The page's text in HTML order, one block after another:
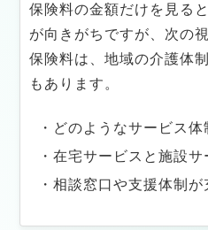
保険料の金額だけを見る
が向きがちですが、次の
保険料は、地域の介護体
もあります。
・どのようなサービス
・在宅サービスと施設
・相談窓口や支援体制